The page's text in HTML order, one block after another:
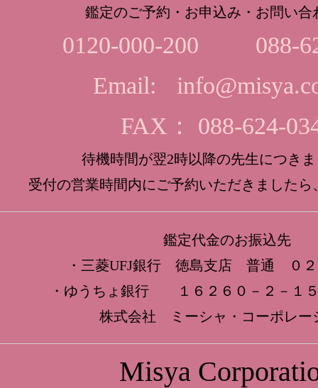
鑑定のご予約・お申込み・お問い合
0120-000-200
088-
Email:
FAX： 088-624-
待機時間が翌2時以降の先生につき
受付の営業時間内にご予約いただきましたら
鑑定代金のお振込先
・三菱UFJ銀行 徳島支店 普通 ０２
・ゆうちょ銀行 １６２６０－２－１
株式会社 ミーシャ・コーポレー
Misya